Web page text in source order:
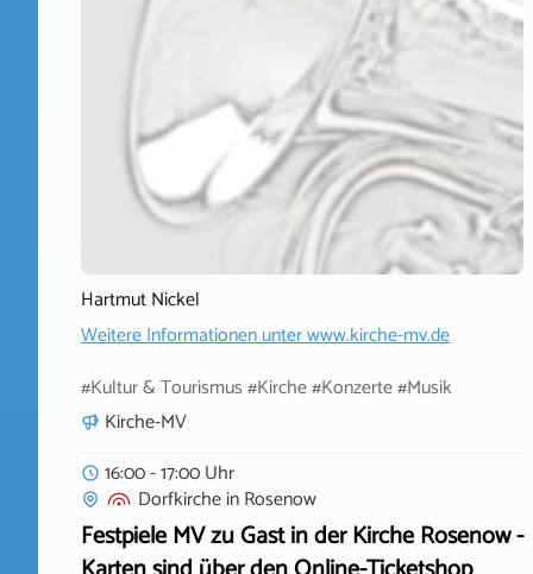
Hartmut Nickel
Weitere Informationen unterwww.kirche-mv.de
#Kultur & Tourismus #Kirche #Konzerte #Musik
Kirche-MV
16:00 - 17:00 Uhr
DorfkircheinRosenow
Festpiele MV zu Gast in der Kirche Rosenow -